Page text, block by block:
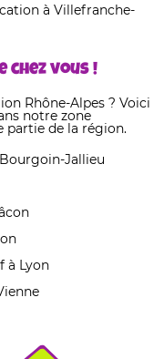
à Villefranche-
chez vous !
Rhône-Alpes ? Voici
notre zone
partie de la région.
Jallieu
à Lyon